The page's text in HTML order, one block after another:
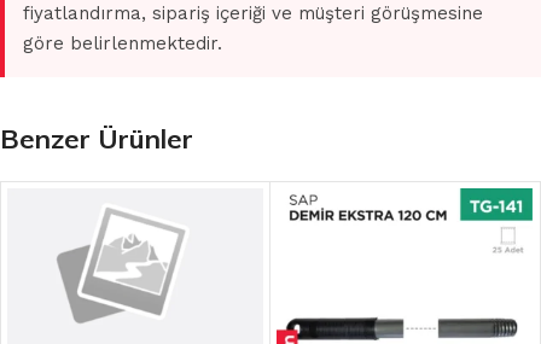
fiyatlandırma, sipariş içeriği ve müşteri görüşmesine
göre belirlenmektedir.
Benzer Ürünler